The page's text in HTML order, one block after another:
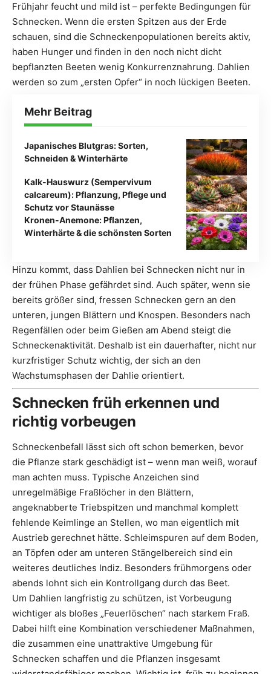
Frühjahr feucht und mild ist – perfekte Bedingungen für
Schnecken. Wenn die ersten Spitzen aus der Erde
schauen, sind die Schneckenpopulationen bereits aktiv,
haben Hunger und finden in den noch nicht dicht
bepflanzten Beeten wenig Konkurrenznahrung. Dahlien
werden so zum „ersten Opfer“ in noch lückigen Beeten.
Mehr Beitrag
Japanisches Blutgras: Sorten,
Schneiden & Winterhärte
Kalk-Hauswurz (Sempervivum
calcareum): Pflanzung, Pflege und
Schutz vor Staunässe
Kronen-Anemone: Pflanzen,
Winterhärte & die schönsten Sorten
Hinzu kommt, dass Dahlien bei Schnecken nicht nur in
der frühen Phase gefährdet sind. Auch später, wenn sie
bereits größer sind, fressen Schnecken gern an den
unteren, jungen Blättern und Knospen. Besonders nach
Regenfällen oder beim Gießen am Abend steigt die
Schneckenaktivität. Deshalb ist ein dauerhafter, nicht nur
kurzfristiger Schutz wichtig, der sich an den
Wachstumsphasen der Dahlie orientiert.
Schnecken früh erkennen und
richtig vorbeugen
Schneckenbefall lässt sich oft schon bemerken, bevor
die Pflanze stark geschädigt ist – wenn man weiß, worauf
man achten muss. Typische Anzeichen sind
unregelmäßige Fraßlöcher in den Blättern,
angeknabberte Triebspitzen und manchmal komplett
fehlende Keimlinge an Stellen, wo man eigentlich mit
Austrieb gerechnet hätte. Schleimspuren auf dem Boden,
an Töpfen oder am unteren Stängelbereich sind ein
weiteres deutliches Indiz. Besonders frühmorgens oder
abends lohnt sich ein Kontrollgang durch das Beet.
Um Dahlien langfristig zu schützen, ist Vorbeugung
wichtiger als bloßes „Feuerlöschen“ nach starkem Fraß.
Dabei hilft eine Kombination verschiedener Maßnahmen,
die zusammen eine unattraktive Umgebung für
Schnecken schaffen und die Pflanzen insgesamt